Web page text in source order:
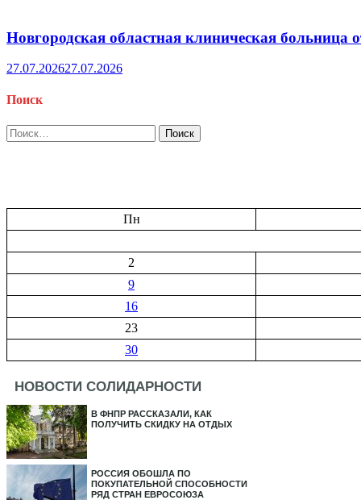
Новгородская областная клиническая больница
27.07.202627.07.2026
Поиск
Найти:
Пн
2
9
16
23
30
НОВОСТИ СОЛИДАРНОСТИ
В ФНПР РАССКАЗАЛИ, КАК
ПОЛУЧИТЬ СКИДКУ НА ОТДЫХ
РОССИЯ ОБОШЛА ПО
ПОКУПАТЕЛЬНОЙ СПОСОБНОСТИ
РЯД СТРАН ЕВРОСОЮЗА